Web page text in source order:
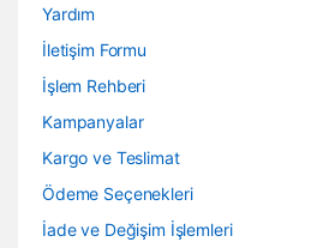
Yardım
İletişim Formu
İşlem Rehberi
Kampanyalar
Kargo ve Teslimat
Ödeme Seçenekleri
İade ve Değişim İşlemleri